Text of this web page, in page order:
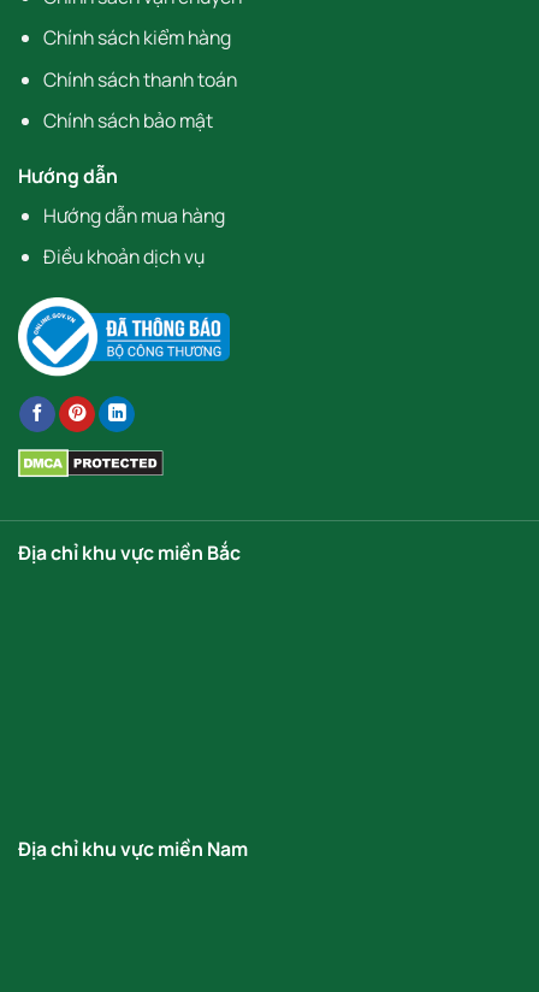
Chính sách kiểm hàng
Chính sách thanh toán
Chính sách bảo mật
Hướng dẫn
Hướng dẫn mua hàng
Điều khoản dịch vụ
Địa chỉ khu vực miền Bắc
Địa chỉ khu vực miền Nam